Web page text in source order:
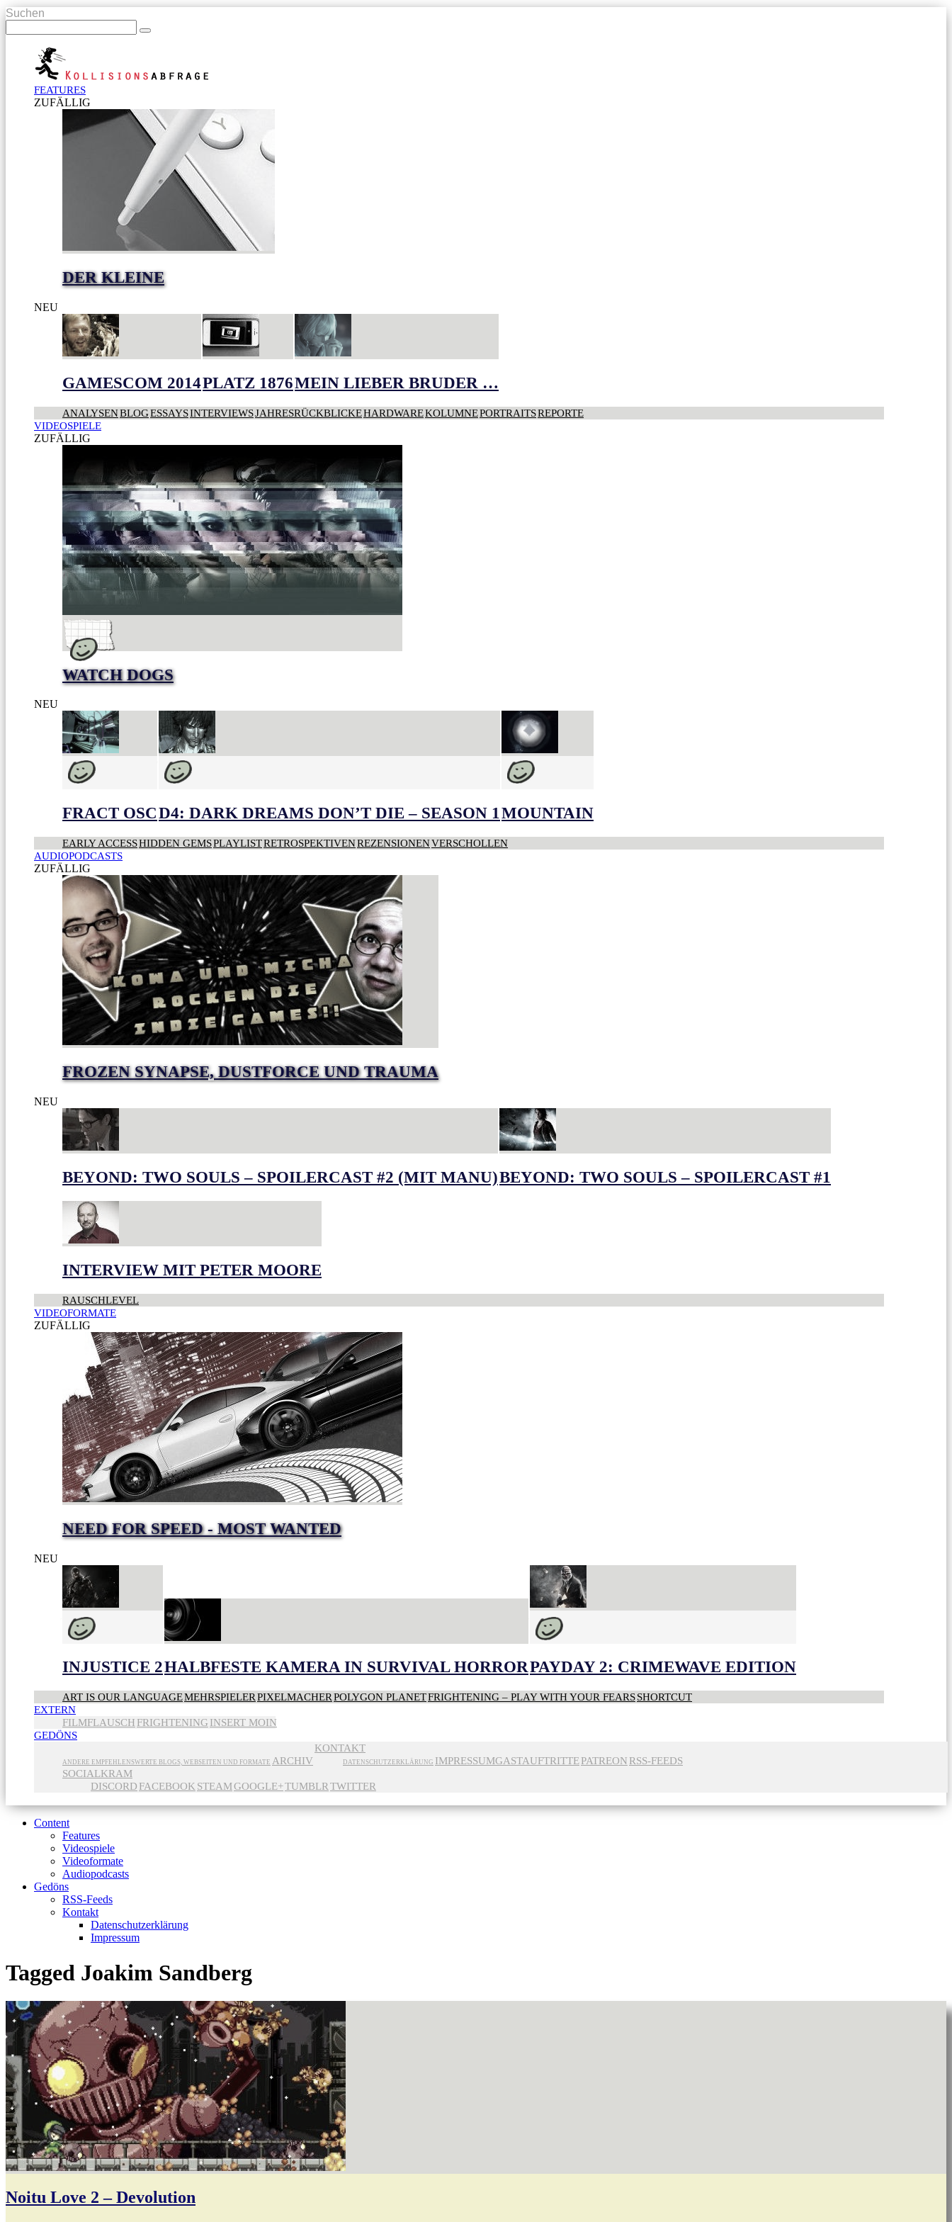
Suchen
FEATURES
ZUFÄLLIG
DER KLEINE
NEU
GAMESCOM 2014PLATZ 1876MEIN LIEBER BRUDER …
ANALYSENBLOGESSAYSINTERVIEWSJAHRESRÜCKBLICKEHARDWAREKOLUMNEPORTRAITSREPORTE
VIDEOSPIELE
ZUFÄLLIG
WATCH DOGS
NEU
FRACT OSCD4: DARK DREAMS DON’T DIE – SEASON 1MOUNTAIN
EARLY ACCESSHIDDEN GEMSPLAYLISTRETROSPEKTIVENREZENSIONENVERSCHOLLEN
AUDIOPODCASTS
ZUFÄLLIG
FROZEN SYNAPSE, DUSTFORCE UND TRAUMA
NEU
BEYOND: TWO SOULS – SPOILERCAST #2 (MIT MANU)BEYOND: TWO SOULS – SPOILERCAST #1
INTERVIEW MIT PETER MOORE
RAUSCHLEVEL
VIDEOFORMATE
ZUFÄLLIG
NEED FOR SPEED - MOST WANTED
NEU
INJUSTICE 2HALBFESTE KAMERA IN SURVIVAL HORRORPAYDAY 2: CRIMEWAVE EDITION
ART IS OUR LANGUAGEMEHRSPIELERPIXELMACHERPOLYGON PLANETFRIGHTENING – PLAY WITH YOUR FEARSSHORTCUT
EXTERN
FILMFLAUSCH FRIGHTENING INSERT MOIN
GEDÖNS
ANDERE EMPFEHLENSWERTE BLOGS, WEBSEITEN UND FORMATE ARCHIV
KONTAKT
DATENSCHUTZERKLÄRUNG IMPRESSUMGASTAUFTRITTEPATREON RSS-FEEDS
SOCIALKRAM
DISCORD FACEBOOK STEAMGOOGLE+TUMBLRTWITTER
Content
Features
Videospiele
Videoformate
Audiopodcasts
Gedöns
RSS-Feeds
Kontakt
Datenschutzerklärung
Impressum
Tagged Joakim Sandberg
Noitu Love 2 – Devolution